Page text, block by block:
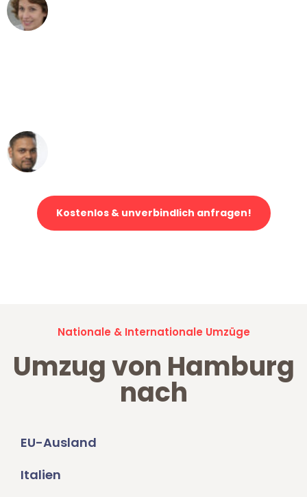
Kostenlos & unverbindlich anfragen!
Nationale & Internationale Umzüge
Umzug von Hamburg
nach
EU-Ausland
Italien